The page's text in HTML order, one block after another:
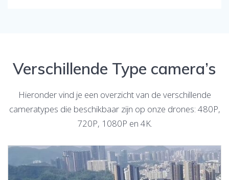
Verschillende Type camera’s
Hieronder vind je een overzicht van de verschillende
cameratypes die beschikbaar zijn op onze drones: 480P,
720P, 1080P en 4K.